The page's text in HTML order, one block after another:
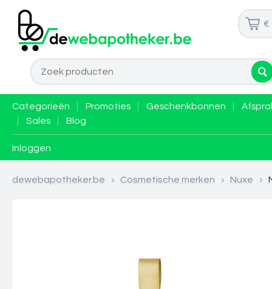
€
Categorieën Promoties Geschenkbonnen
Sales Blog
Inloggen
dewebapotheker.be > Cosmetische merken > Nuxe >